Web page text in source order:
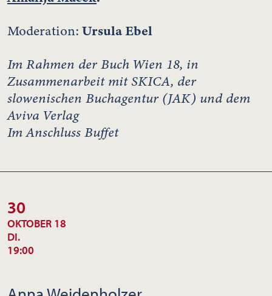
Moderation: Ursula Ebel
Im Rahmen der Buch Wien 18, in
Zusammenarbeit mit SKICA, der
slowenischen Buchagentur (JAK) und dem
Aviva Verlag
Im Anschluss Buffet
30
OKTOBER 18
DI.
19:00